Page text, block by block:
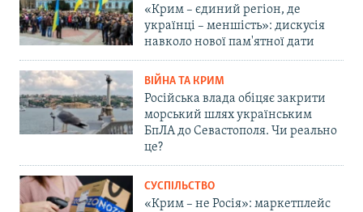
«Крим – єдиний регіон, де
українці – меншість»: дискусія
навколо нової пам'ятної дати
ВІЙНА ТА КРИМ
Російська влада обіцяє закрити
морський шлях українським
БпЛА до Севастополя. Чи реально
це?
СУСПІЛЬСТВО
«Крим – не Росія»: маркетплейс